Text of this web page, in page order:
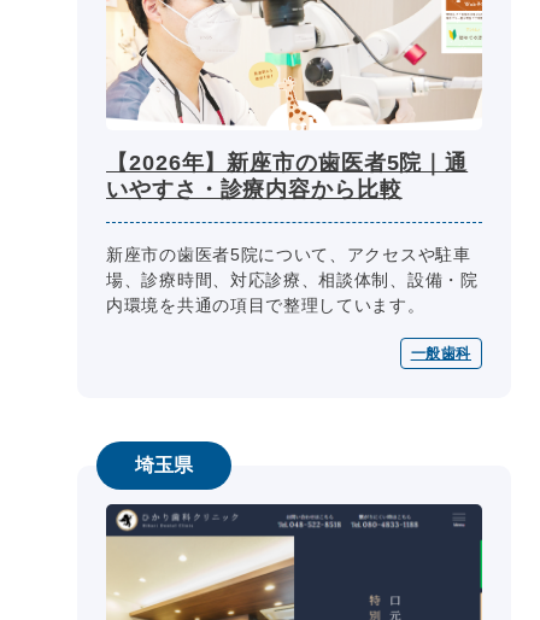
【2026年】新座市の歯医者5院｜通
いやすさ・診療内容から比較
新座市の歯医者5院について、アクセスや駐車
場、診療時間、対応診療、相談体制、設備・院
内環境を共通の項目で整理しています。
一般歯科
埼玉県